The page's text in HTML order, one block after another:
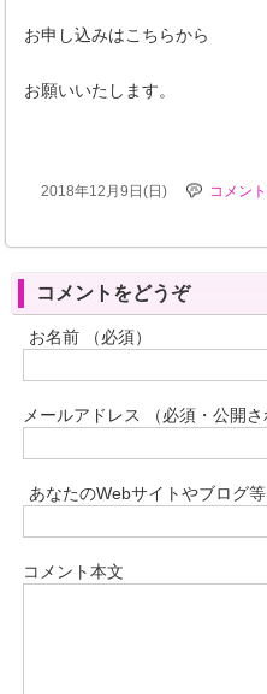
お申し込みはこちらから
お願いいたします。
2018年12月9日(日)
コメン
コメントをどうぞ
お名前 （必須）
メールアドレス （必須・公開さ
あなたのWebサイトやブログ等
コメント本文